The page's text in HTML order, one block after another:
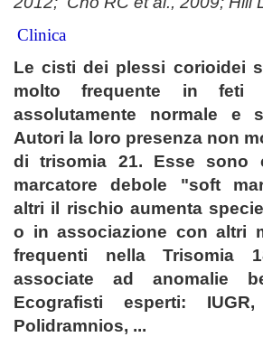
Clinica
Le cisti dei plessi corioidei
molto frequente in feti
assolutamente normale e
Autori la loro presenza non
di trisomia 21. Esse sono
marcatore debole "soft
altri il rischio aumenta
o in associazione con altri
frequenti nella Trisomia
associate ad anomalie
Ecografisti esperti:
Polidramnios, ...